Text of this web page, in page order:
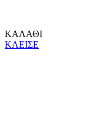
ΚΑΛΑΘΙ
ΚΛΕΙΣΕ